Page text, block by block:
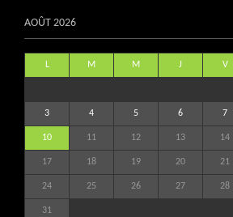
AOÛT 2026
L M M J V
3 4 5 6 7
10 11 12 13 14
17 18 19 20 21
24 25 26 27 28
31